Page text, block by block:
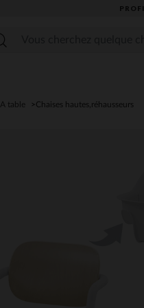
A table Chaises hautes,réhausseurs